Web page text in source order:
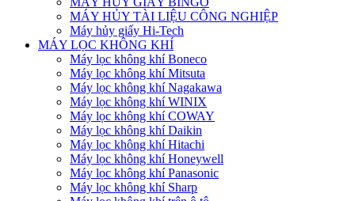
MÁY HỦY TÀI LIỆU CÔNG NGHIỆP
Máy hủy giấy Hi-Tech
MÁY LỌC KHÔNG KHÍ
Máy lọc không khí Boneco
Máy lọc không khí Mitsuta
Máy lọc không khí Nagakawa
Máy lọc không khí WINIX
Máy lọc không khí COWAY
Máy lọc không khí Daikin
Máy lọc không khí Hitachi
Máy lọc không khí Honeywell
Máy lọc không khí Panasonic
Máy lọc không khí Sharp